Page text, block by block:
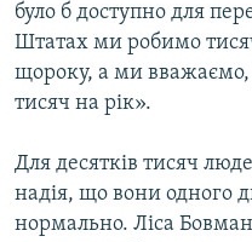
було б доступно для
Штатах ми робимо
щороку, а ми
тисяч на рік».
Для десятків тисяч
надія, що вони одного
нормально. Ліса